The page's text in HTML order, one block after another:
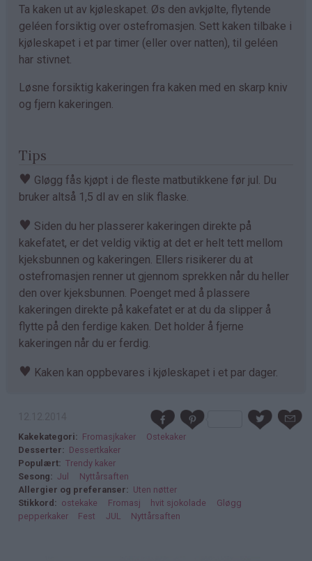
Ta kaken ut av kjøleskapet. Øs den avkjølte, flytende
geléen forsiktig over ostefromasjen. Sett kaken tilbake i
kjøleskapet i et par timer (eller over natten), til geléen
har stivnet.
Løsne forsiktig kakeringen fra kaken med en skarp kniv
og fjern kakeringen.
Tips
♥ Gløgg fås kjøpt i de fleste matbutikkene før jul. Du
bruker altså 1,5 dl av en slik flaske.
♥ Siden du her plasserer kakeringen direkte på
kakefatet, er det veldig viktig at det er helt tett mellom
kjeksbunnen og kakeringen. Ellers risikerer du at
ostefromasjen renner ut gjennom sprekken når du heller
den over kjeksbunnen. Poenget med å plassere
kakeringen direkte på kakefatet er at du da slipper å
flytte på den ferdige kaken. Det holder å fjerne
kakeringen når du er ferdig.
♥ Kaken kan oppbevares i kjøleskapet i et par dager.
Kakekategori Fromasjkaker
Ostekaker
Desserter
Dessertkaker
Populært
Trendy kaker
Sesong
Jul
Nyttårsaften
Allergier og preferanser
Uten nøtter
Stikkord
ostekake Fromasj hvit sjokolade
Gløgg
pepperkaker
Fest JUL Nyttårsaften